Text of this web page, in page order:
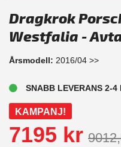
Dragkrok
Westfalia -
Årsmodell: 2016/04 >>
SNABB LEVERANS 2-4
KAMPANJ!
7195 kr